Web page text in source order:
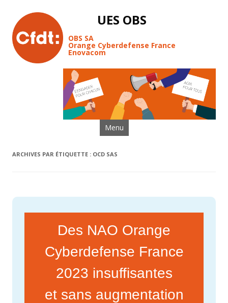
UES OBS
OBS SA
Orange Cyberdefense France
Enovacom
Menu Aller au contenu
ARCHIVES PAR ÉTIQUETTE : OCD SAS
Des NAO Orange
Cyberdefense France
2023 insuffisantes
et sans augmentation